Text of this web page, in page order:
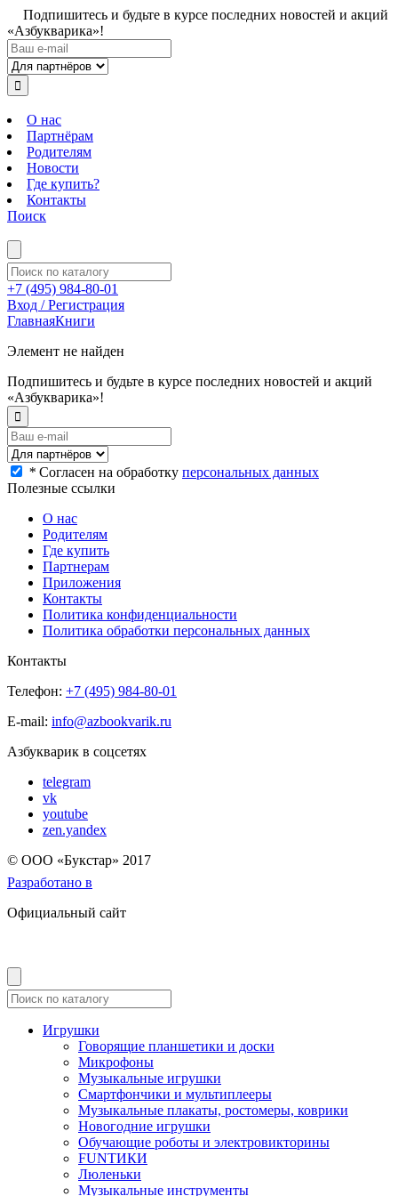
Подпишитесь и будьте в курсе последних новостей и акций
«Азбукварика»!
О нас
Партнёрам
Родителям
Новости
Где купить?
Контакты
Поиск
+7 (495) 984-80-01
Вход / Регистрация
ГлавнаяКниги
Элемент не найден
Подпишитесь и будьте в курсе последних новостей и акций
«Азбукварика»!
* Согласен на обработку персональных данных
Полезные ссылки
О нас
Родителям
Где купить
Партнерам
Приложения
Контакты
Политика конфиденциальности
Политика обработки персональных данных
Контакты
Телефон: +7 (495) 984-80-01
E-mail: info@azbookvarik.ru
Азбукварик в соцсетях
telegram
vk
youtube
zen.yandex
© OOO «Букстар» 2017
Разработано в
Официальный сайт
Игрушки
Говорящие планшетики и доски
Микрофоны
Музыкальные игрушки
Смартфончики и мультиплееры
Музыкальные плакаты, ростомеры, коврики
Новогодние игрушки
Обучающие роботы и электровикторины
FUNТИКИ
Люленьки
Музыкальные инструменты